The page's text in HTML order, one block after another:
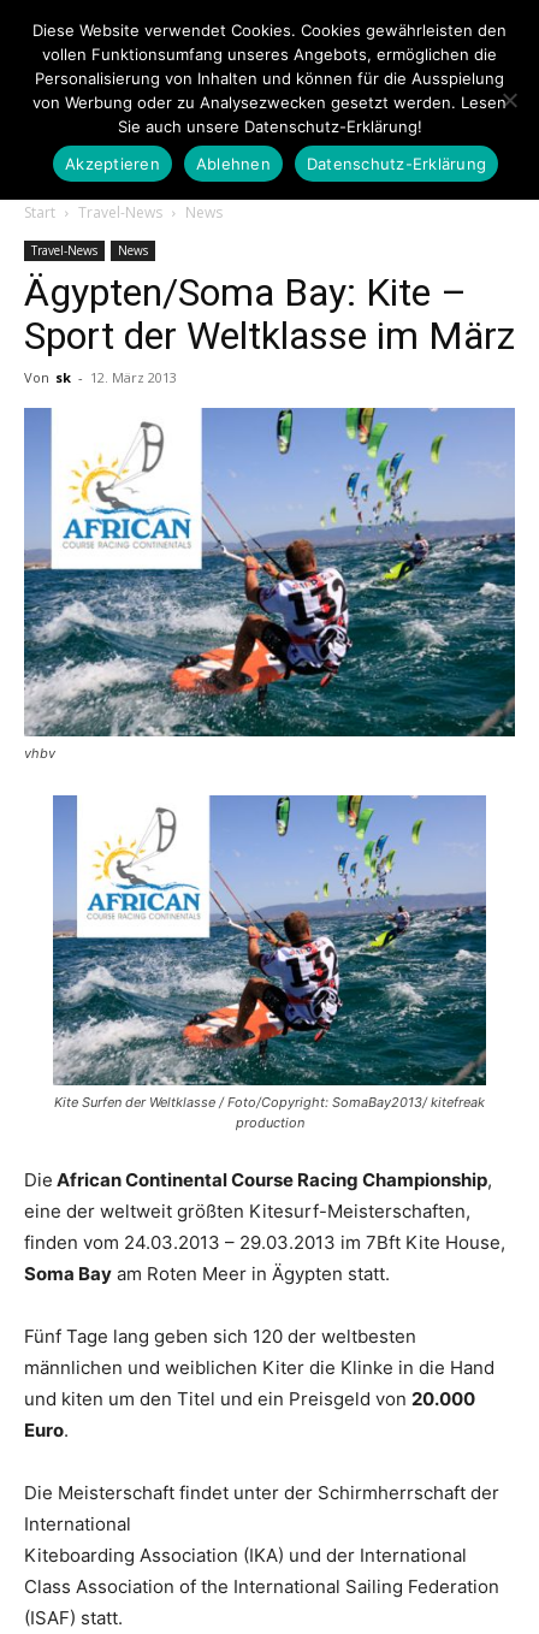
Touristiknews.de
|
Reiseempfehlungen.
Start Travel-News News
Travel-News News
Ägypten/Soma Bay: Kite –
Sport der Weltklasse im März
Von sk - 12. März 2013
vhbv
Kite Surfen der Weltklasse / Foto/Copyright: SomaBay2013/ kitefreak
production
Die African Continental Course Racing Championship,
eine der weltweit größten Kitesurf-Meisterschaften,
finden vom 24.03.2013 – 29.03.2013 im 7Bft Kite House,
Soma Bay am Roten Meer in Ägypten statt.
Fünf Tage lang geben sich 120 der weltbesten
männlichen und weiblichen Kiter die Klinke in die Hand
und kiten um den Titel und ein Preisgeld von 20.000
Euro.
Die Meisterschaft findet unter der Schirmherrschaft der
International
Kiteboarding Association (IKA) und der International
Class Association of the International Sailing Federation
(ISAF) statt.
Diese Website verwendet Cookies. Cookies gewährleisten den
vollen Funktionsumfang unseres Angebots, ermöglichen die
Personalisierung von Inhalten und können für die Ausspielung
von Werbung oder zu Analysezwecken gesetzt werden. Lesen
Sie auch unsere Datenschutz-Erklärung!
Akzeptieren
Ablehnen Datenschutz-Erklärung